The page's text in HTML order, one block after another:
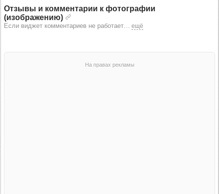
Отзывы и комментарии к фотографии
(изображению)
Если виджет комментариев не работает ещё